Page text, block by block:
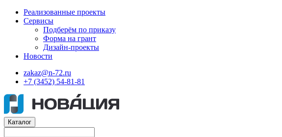
Реализованные проекты
Сервисы
Подберём по приказу
Форма на грант
Дизайн-проекты
Новости
zakaz@n-72.ru
+7 (3452) 54-81-81
Каталог